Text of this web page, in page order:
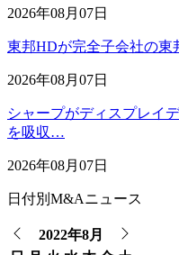
2026年08月07日
東邦HDが完全子会社の東
2026年08月07日
シャープがディスプレイ
を吸収…
2026年08月07日
日付別M&Aニュース
2022年8月